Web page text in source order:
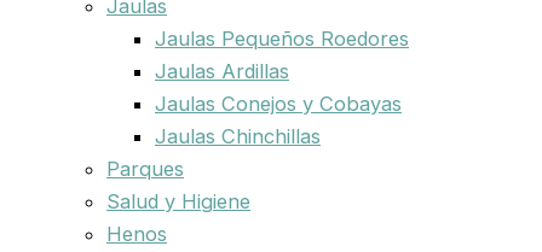
Jaulas
Jaulas Pequeños Roedores
Jaulas Ardillas
Jaulas Conejos y Cobayas
Jaulas Chinchillas
Parques
Salud y Higiene
Henos